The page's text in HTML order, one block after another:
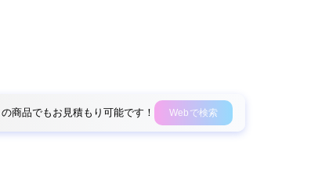
商品でもお見積もり可能です！ Webで検索